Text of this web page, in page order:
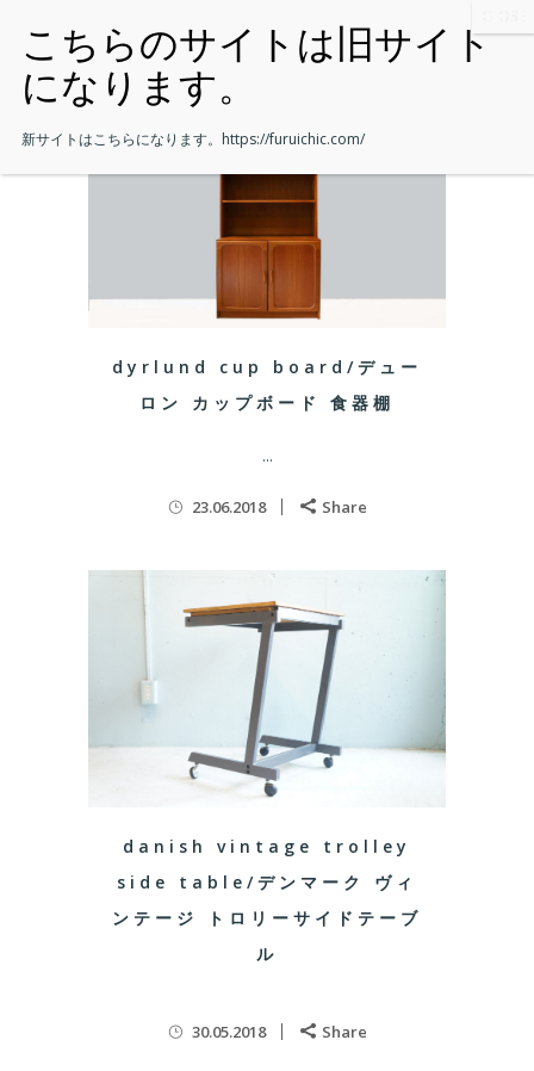
dyrlund cup board/デュー
ロン カップボード 食器棚
...
23.06.2018 Share
danish vintage trolley
side table/デンマーク ヴィ
ンテージ トロリーサイドテーブ
ル
30.05.2018 Share
新サイトはこちらになります。 https://furuichic.com/